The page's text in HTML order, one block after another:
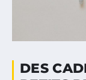
DES